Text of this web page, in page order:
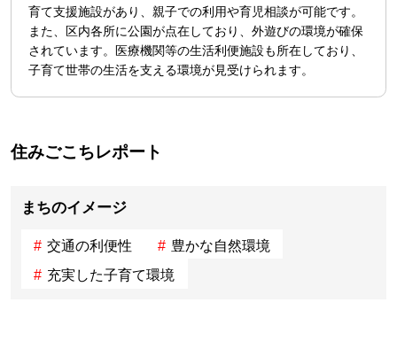
育て支援施設があり、親子での利用や育児相談が可能です。
また、区内各所に公園が点在しており、外遊びの環境が確保
されています。医療機関等の生活利便施設も所在しており、
子育て世帯の生活を支える環境が見受けられます。
住みごこちレポート
まちのイメージ
交通の利便性
豊かな自然環境
充実した子育て環境